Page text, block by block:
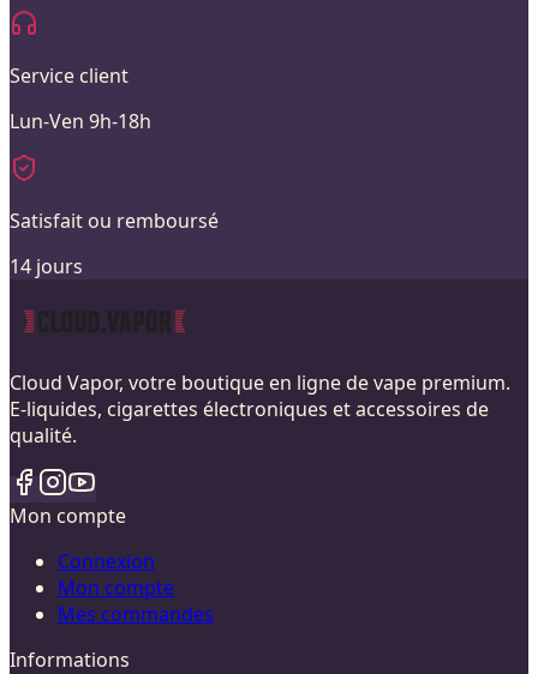
Service client
Lun-Ven 9h-18h
Satisfait ou remboursé
14 jours
Cloud Vapor, votre boutique en ligne de vape premium.
E-liquides, cigarettes électroniques et accessoires de
qualité.
Mon compte
Connexion
Mon compte
Mes commandes
Informations